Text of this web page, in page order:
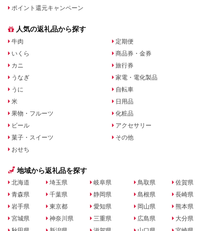
ポイント還元キャンペーン
人気の返礼品から探す
牛肉
いくら
カニ
うなぎ
うに
米
果物・フルーツ
ビール
菓子・スイーツ
おせち
定期便
商品券・金券
旅行券
家電・電化製品
自転車
日用品
化粧品
アクセサリー
その他
地域から返礼品を探す
北海道
青森県
岩手県
宮城県
埼玉県
千葉県
東京都
神奈川県
岐阜県
静岡県
愛知県
三重県
鳥取県
島根県
岡山県
広島県
佐賀県
長崎県
熊本県
大分県